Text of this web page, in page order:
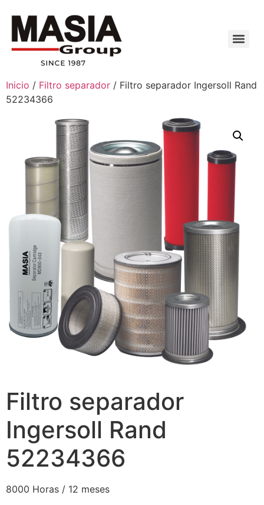
Inicio / Filtro separador / Filtro separador Ingersoll Rand
52234366
Filtro separador
Ingersoll Rand
52234366
8000 Horas / 12 meses